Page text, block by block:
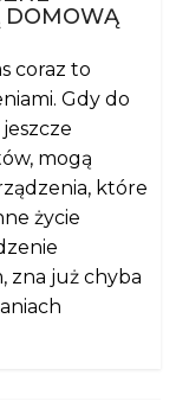
DOMOWĄ
coraz to
Gdy do
mogą
które
życie
zna już chyba